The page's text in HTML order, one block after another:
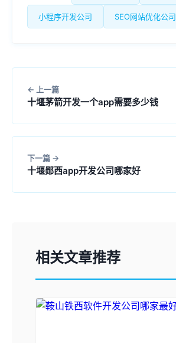
小程序开发公司 SEO网站优化公司
上一篇
十堰茅箭开发一个app需要多少钱
下一篇
十堰郧西app开发公司哪家好
相关文章推荐